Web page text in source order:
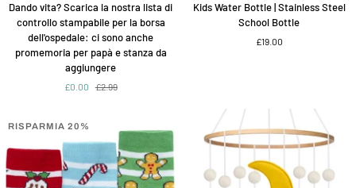
vita?
Scarica
nostra
stampabile
la
borsa
dell'ospedale:
Dando vita? Scarica la nostra lista di
controllo stampabile per la borsa
dell'ospedale: ci sono anche
promemoria per papà e stanza da
aggiungere
£0.00 £2.99
Water
Kids Water Bottle | Stainless Steel
School Bottle
£19.00
RISPARMIA 20%